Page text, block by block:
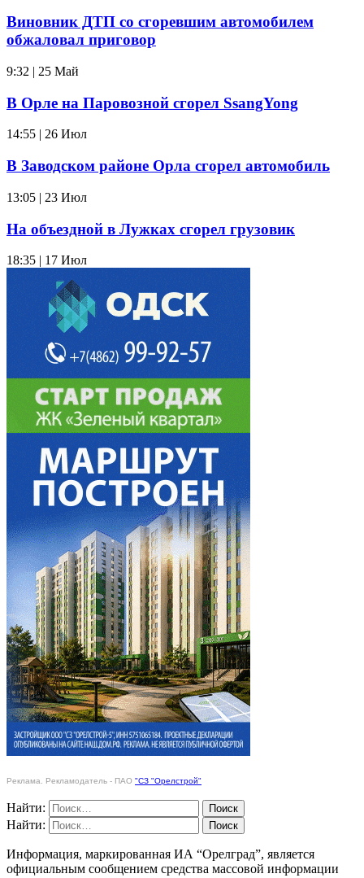
Виновник ДТП со сгоревшим автомобилем
обжаловал приговор
9:32 | 25 Май
В Орле на Паровозной сгорел SsangYong
14:55 | 26 Июл
В Заводском районе Орла сгорел автомобиль
13:05 | 23 Июл
На объездной в Лужках сгорел грузовик
18:35 | 17 Июл
Реклама. Рекламодатель - ПАО "СЗ "Орелстрой"
Найти:
Найти:
Информация, маркированная ИА “Орелград”, является
официальным сообщением средства массовой информации